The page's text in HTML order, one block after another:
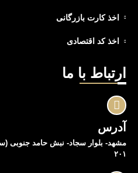
اخذ کارت بازرگانی
اخذ کد اقتصادی
ارتباط با ما
آدرس
۲۰۱